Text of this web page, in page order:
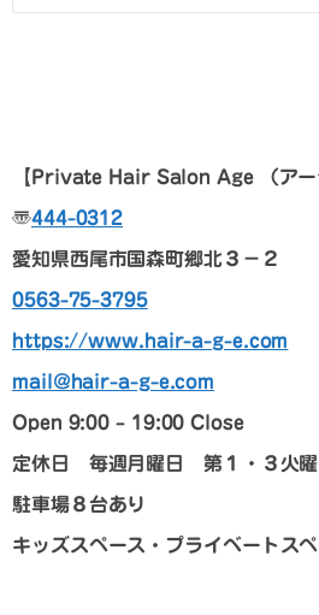
【Private Hair Salon Age （ア
〠444-0312
愛知県西尾市国森町郷北３－２
0563-75-3795
https://www.hair-a-g-e.com
mail@hair-a-g-e.com
Open 9:00 – 19:00 Close
定休日 毎週月曜日 第１・３火曜
駐車場８台あり
キッズスペース・プライベートス